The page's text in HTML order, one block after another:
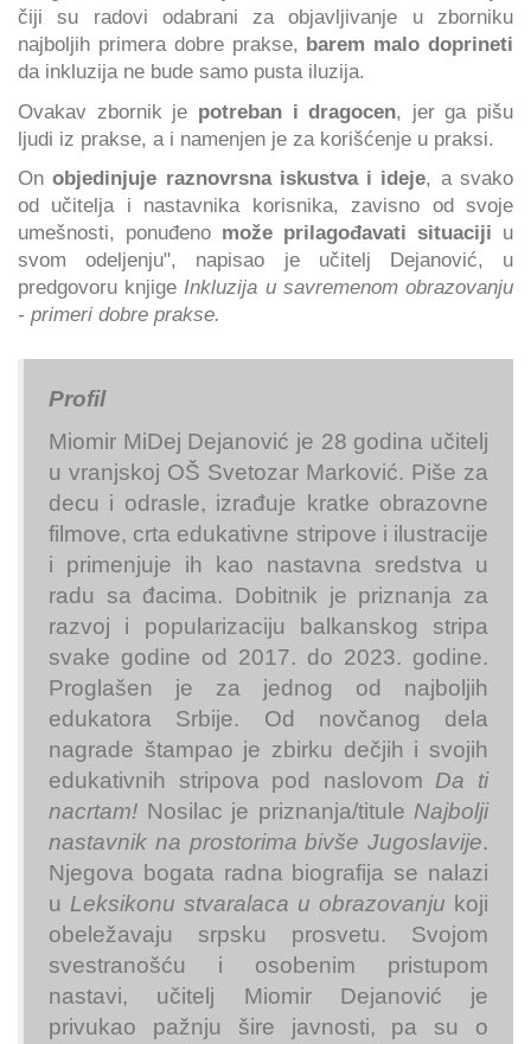
čiji su radovi odabrani za objavljivanje u zborniku
najboljih primera dobre prakse, barem malo doprineti
da inkluzija ne bude samo pusta iluzija.
Ovakav zbornik je potreban i dragocen, jer ga pišu
ljudi iz prakse, a i namenjen je za korišćenje u praksi.
Onobjedinjuje raznovrsna iskustva i ideje, a svako
od učitelja i nastavnika korisnika, zavisno od svoje
umešnosti, ponuđeno može prilagođavati situaciji u
svom odeljenju", napisao je učitelj Dejanović, u
predgovoru knjige Inkluzija u savremenom obrazovanju
- primeri dobre prakse.
Profil
Miomir MiDej Dejanović je 28 godina učitelj
u vranjskoj OŠ Svetozar Marković. Piše za
decu i odrasle, izrađuje kratke obrazovne
filmove, crta edukativne stripove i ilustracije
i primenjuje ih kao nastavna sredstva u
radu sa đacima. Dobitnik je priznanja za
razvoj i popularizaciju balkanskog stripa
svake godine od 2017. do 2023. godine.
Proglašen je za jednog od najboljih
edukatora Srbije. Od novčanog dela
nagrade štampao je zbirku dečjih i svojih
edukativnih stripova pod naslovomDa ti
nacrtam! Nosilac je priznanja/titule Najbolji
nastavnik na prostorima bivše Jugoslavije.
Njegova bogata radna biografija se nalazi
u Leksikonu stvaralaca u obrazovanju koji
obeležavaju srpsku prosvetu. Svojom
svestranošću i osobenim pristupom
nastavi, učitelj Miomir Dejanović je
privukao pažnju šire javnosti, pa su o